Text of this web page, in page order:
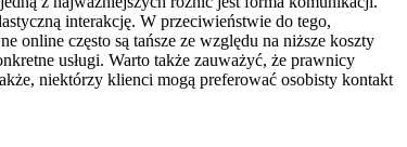
interakcję. W przeciwieństwie do tego,
online często są tańsze ze względu na niższe koszty
usługi. Warto także zauważyć, że prawnicy
niektórzy klienci mogą preferować osobisty kontakt